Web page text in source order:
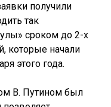
получили
так
сроком до 2-х
которые начали
этого года.
В. Путином был